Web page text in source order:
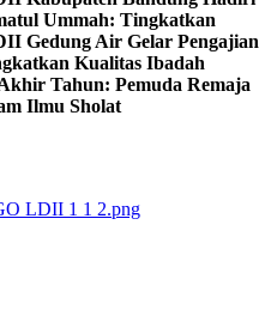
Ummah: Tingkatkan
Gedung Air Gelar Pengajian
Kualitas Ibadah
Tahun: Pemuda Remaja
Ilmu Sholat